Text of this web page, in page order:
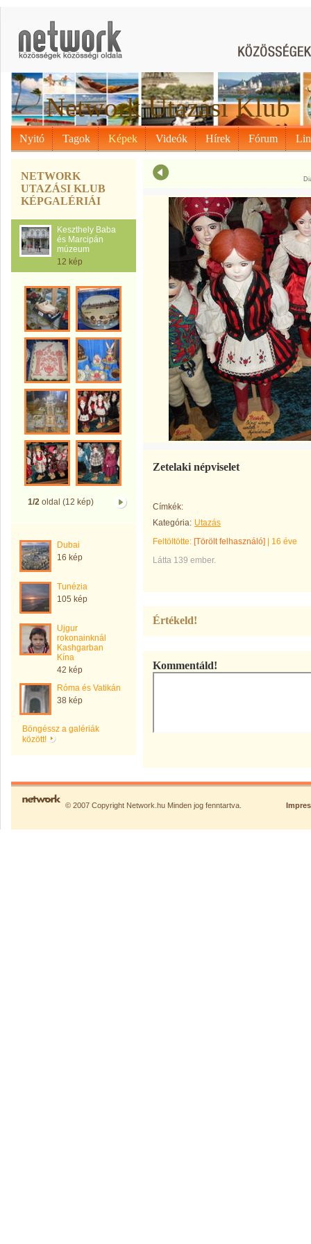
Network Utazási Klub
Nyitó Tagok Képek Videók Hírek Fórum
NETWORK
UTAZÁSI KLUB
KÉPGALÉRIÁI
Keszthely Baba
és Marcipán
múzeum
12 kép
1/2oldal (12 kép)
Dubai
16 kép
Tunézia
105 kép
Ujgur
rokonainknál
Kashgarban
Kína
42 kép
Róma és Vatikán
38 kép
Böngéssz a galériák
között!
Zetelaki népviselet
Címkék:
Kategória: Utazás
Feltöltötte: [Törölt felhasználó]
16 éve
Látta 139 ember.
Értékeld!
Kommentáld!
© 2007 Copyright Network.hu Minden jog fenntartva.